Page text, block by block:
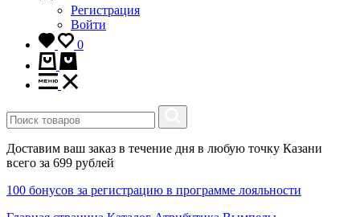
Регистрация
Войти
0
Доставим ваш заказ в течение дня в любую точку Казани
всего за 699 рублей
100 бонусов за регистрацию в программе лояльности